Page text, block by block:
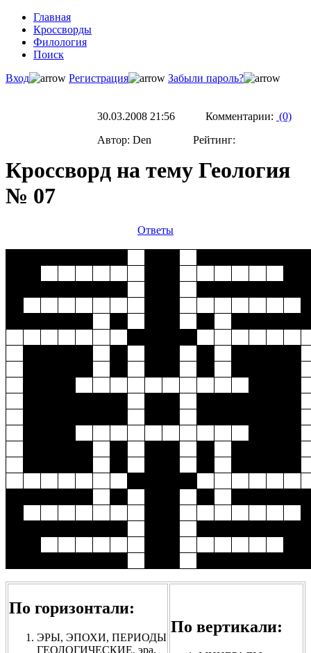
Главная
Кроссворды
Филология
Поиск
Вход
Регистрация Забыли пароль?
30.03.2008 21:56 Комментарии: (0)
Автор: Den Рейтинг:
Кроссворд на тему Геология
№ 07
Ответы
По горизонтали:
ЭРЫ, ЭПОХИ, ПЕРИОДЫ
ГЕОЛОГИЧЕСКИЕ. эра,
По вертикали: